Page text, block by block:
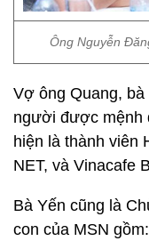
Ông Nguyễn
Vợ ông Quang,
người được mệnh
hiện là thành viên
NET, và Vinacafe
Bà Yến cũng là
con của MSN